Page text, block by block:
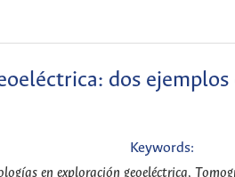
dos ejemplos
Keywords:
en exploración geoeléctrica,